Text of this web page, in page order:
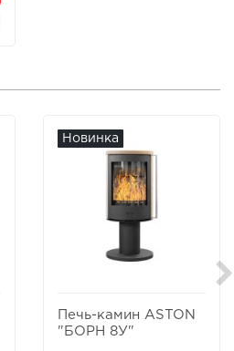
Новинка
Печь-камин ASTON
"БОРН 8У"